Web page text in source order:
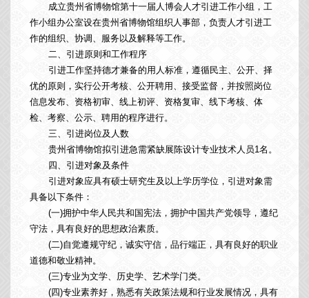
成立贵州省博物馆第十一届人博会人才引进工作小组，工
作小组办公室设在贵州省博物馆组织人事部，负责人才引进工
作的组织、协调、服务以及解释等工作。
二、引进原则和工作程序
引进工作坚持德才兼备的用人标准，遵循民主、公开、择
优的原则，实行公开考核、公开聘用、接受监督，并按照岗位
信息发布、资格初审、线上初评、资格复审、线下考核、体
检、考察、公示、聘用的程序进行。
三、引进岗位及人数
贵州省博物馆拟引进急需紧缺展陈设计专业技术人员1名。
四、引进对象及条件
引进对象应具有硕士研究生及以上学历学位，引进对象需
具备以下条件：
(一)拥护中华人民共和国宪法，拥护中国共产党领导，遵纪
守法，具有良好的思想政治素质。
(二)自觉遵规守纪，诚实守信，品行端正，具有良好的职业
道德和敬业精神。
(三)专业为文学、历史学、艺术学门类。
(四)专业素养好，熟悉有关政策法规和行业发展情况，具有